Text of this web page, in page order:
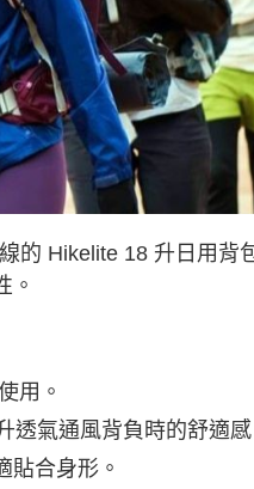
付款後門市自取
免運費
的 Hikelite 18 升日用背
。
用。
氣通風背負時的舒適感
貼合身形。